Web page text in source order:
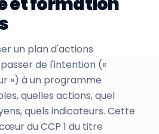
un plan d'actions
de l'intention («
») à un programme
quelles actions, quel
quels indicateurs. Cette
du CCP 1 du titre